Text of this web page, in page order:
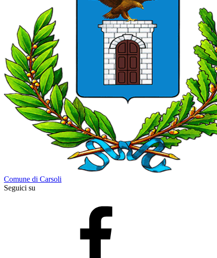
Comune di Carsoli
Seguici su